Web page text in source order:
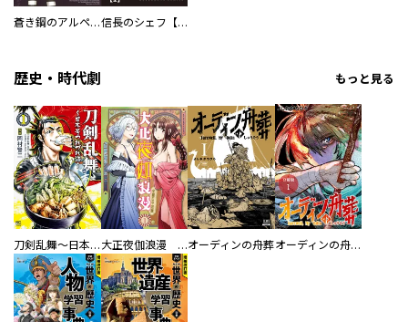
蒼き鋼のアルペジオ 信長のシェフ【単話版】
歴史・時代劇 もっと見る
刀剣乱舞～日本号つれづれ酒～ 大正夜伽浪漫 －金曜日の花嫁—オーディンの舟葬 オーディンの舟葬 分冊版